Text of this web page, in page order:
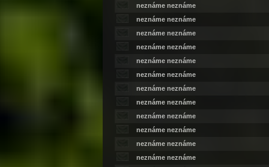
neznáme neznáme
neznáme neznáme
neznáme neznáme
neznáme neznáme
neznáme neznáme
neznáme neznáme
neznáme neznáme
neznáme neznáme
neznáme neznáme
neznáme neznáme
neznáme neznáme
neznáme neznáme